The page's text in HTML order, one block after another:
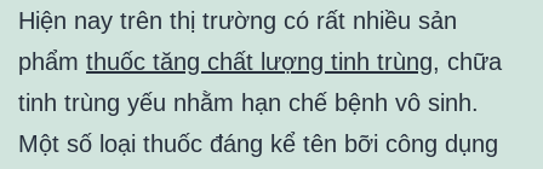
Hiện nay trên thị trường có rất nhiều sản
phẩm thuốc tăng chất lượng tinh trùng, chữa
tinh trùng yếu nhằm hạn chế bệnh vô sinh.
Một số loại thuốc đáng kể tên bỡi công dụng